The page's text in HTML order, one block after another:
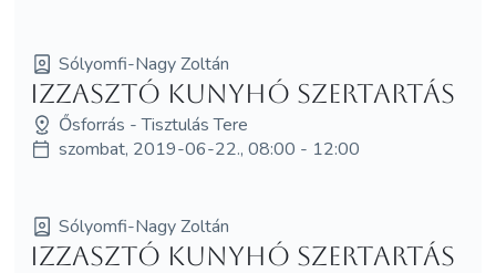
Sólyomfi-Nagy Zoltán
Izzasztó Kunyhó Szertartás
Ősforrás - Tisztulás Tere
szombat, 2019-06-22., 08:00 - 12:00
Sólyomfi-Nagy Zoltán
Izzasztó Kunyhó Szertartás